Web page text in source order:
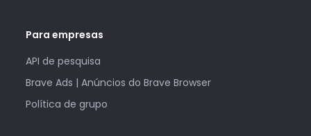
Para empresas
API de pesquisa
Brave Ads | Anúncios do Brave Browser
Política de grupo